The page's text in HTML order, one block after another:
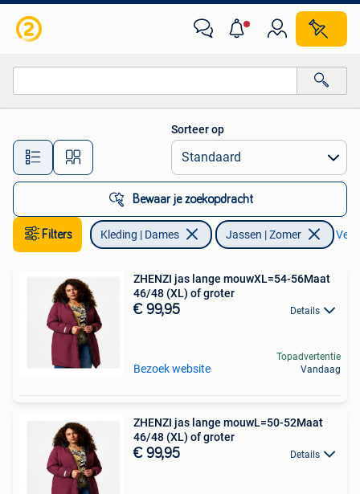
Alle afstanden…
Sorteer op
Bewaar je zoekopdracht
Filters Kleding | Dames Jassen | Zomer
ZHENZI jas lange mouwXL=54-56Maat
46/48 (XL) of groter
€ 99,95 Details
Bezoek website
Topadvertentie
Vandaag
ZHENZI jas lange mouwL=50-52Maat
46/48 (XL) of groter
€ 99,95 Details